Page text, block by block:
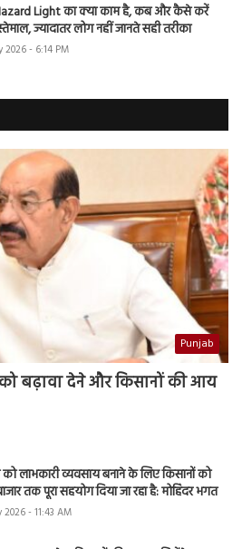
Light का क्या काम है, कब और कैसे करें
ज्यादातर लोग नहीं जानते सही तरीका
2026 - 6:14 PM
Punjab
बढ़ावा देने और किसानों की आय
को लाभकारी व्यवसाय बनाने के लिए किसानों को
तक पूरा सहयोग दिया जा रहा है: मोहिंदर भगत
2026 - 11:43 AM